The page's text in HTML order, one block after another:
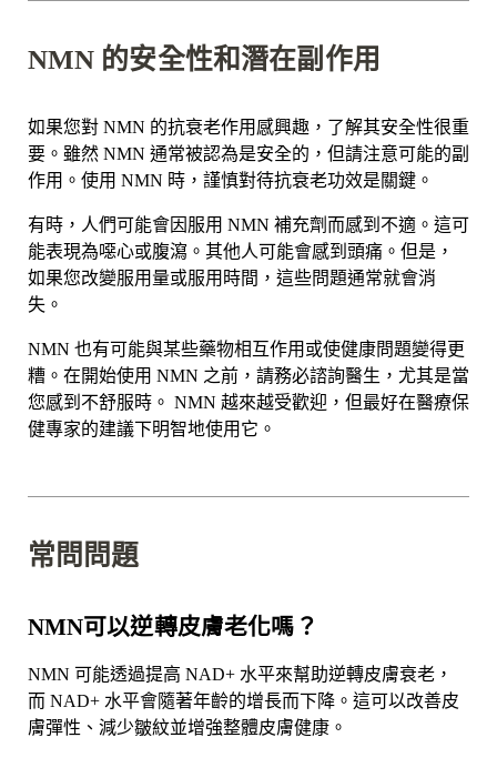
NMN 的安全性和潛在副作用
如果您對 NMN 的抗衰老作用感興趣，了解其安全性很重
要。雖然 NMN 通常被認為是安全的，但請注意可能的副
作用。使用 NMN 時，謹慎對待抗衰老功效是關鍵。
有時，人們可能會因服用 NMN 補充劑而感到不適。這可
能表現為噁心或腹瀉。其他人可能會感到頭痛。但是，
如果您改變服用量或服用時間，這些問題通常就會消
失。
NMN 也有可能與某些藥物相互作用或使健康問題變得更
糟。在開始使用 NMN 之前，請務必諮詢醫生，尤其是當
您感到不舒服時。 NMN 越來越受歡迎，但最好在醫療保
健專家的建議下明智地使用它。
常問問題
NMN可以逆轉皮膚老化嗎？
NMN 可能透過提高 NAD+ 水平來幫助逆轉皮膚衰老，
而 NAD+ 水平會隨著年齡的增長而下降。這可以改善皮
膚彈性、減少皺紋並增強整體皮膚健康。